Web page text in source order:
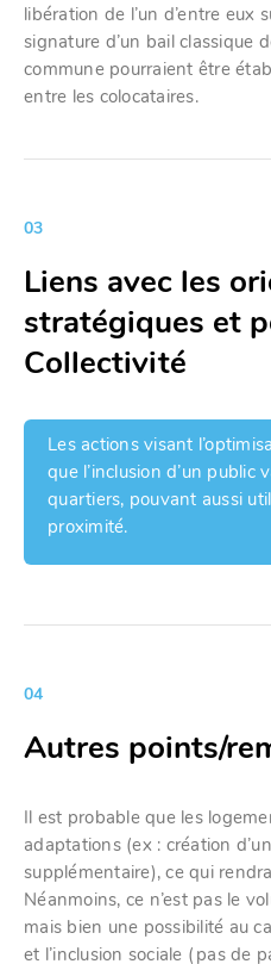
libération de l’un d’entre eux
signature d’un bail classique
commune pourraient être
entre les colocataires.
03
Liens avec les
stratégiques et
Collectivité
Les actions visant
que l’inclusion d’un public
quartiers, pouvant aussi
proximité.
04
Autres points/
Il est probable que les
adaptations (ex : création
supplémentaire), ce qui
Néanmoins, ce n’est pas le
mais bien une possibilité au
et l’inclusion sociale (pas de